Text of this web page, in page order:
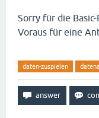
Sorry für die
Voraus für eine
daten-zuspielen